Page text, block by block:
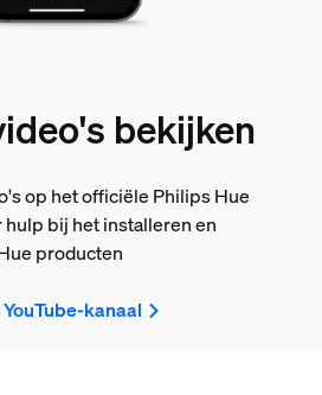
bekijken
op het officiële Philips Hue
hulp bij het installeren en
producten
kanaal